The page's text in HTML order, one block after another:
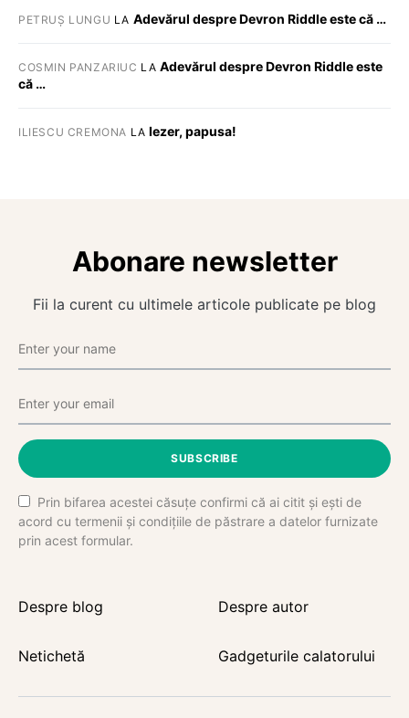
PETRUȘ LUNGU LA Adevărul despre Devron Riddle este că …
COSMIN PANZARIUC LA Adevărul despre Devron Riddle este
că …
ILIESCU CREMONA LA Iezer, papusa!
Abonare newsletter
Fii la curent cu ultimele articole publicate pe blog
SUBSCRIBE
Prin bifarea acestei căsuțe confirmi că ai citit și ești de
acord cu termenii și condițiile de păstrare a datelor furnizate
prin acest formular.
Despre blog Despre autor
Netichetă Gadgeturile calatorului